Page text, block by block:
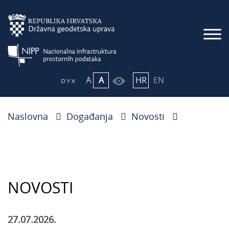
A A HR EN
Naslovna Događanja Novosti
NOVOSTI
27.07.2026.